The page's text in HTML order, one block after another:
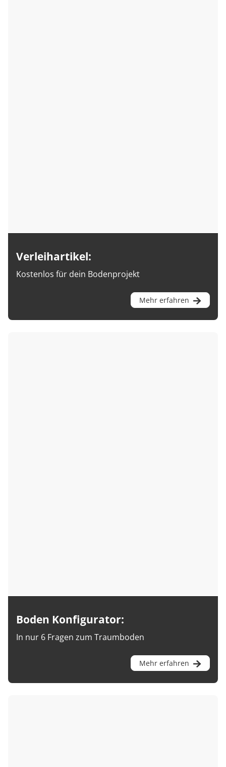
Verleihartikel:
Kostenlos für dein Bodenprojekt
Mehr erfahren
Boden Konfigurator:
In nur 6 Fragen zum Traumboden
Mehr erfahren